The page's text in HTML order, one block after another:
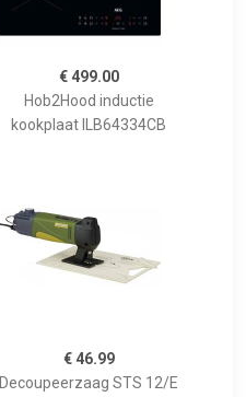
€ 499.00
Hob2Hood inductie
kookplaat ILB64334CB
€ 46.99
Decoupeerzaag STS 12/E